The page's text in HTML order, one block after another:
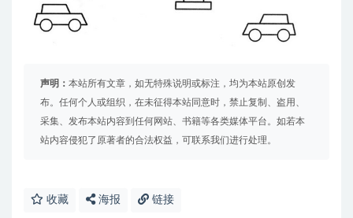
声明： 本站所有文章，如无特殊说明或标注，均为本站原创发
布。任何个人或组织，在未征得本站同意时，禁止复制、盗用、
采集、发布本站内容到任何网站、书籍等各类媒体平台。如若本
站内容侵犯了原著者的合法权益，可联系我们进行处理。
收藏 海报 链接